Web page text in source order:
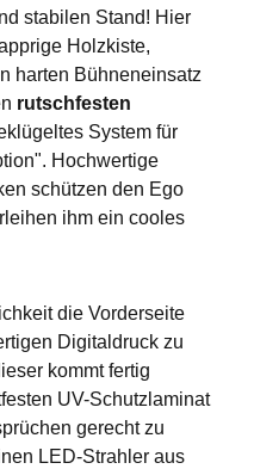
stabilen Stand! Hier
Holzkiste,
harten Bühneneinsatz
rutschfesten
System für
Hochwertige
schützen den Ego
ihm ein cooles
die Vorderseite
Digitaldruck zu
kommt fertig
UV-Schutzlaminat
gerecht zu
LED-Strahler aus